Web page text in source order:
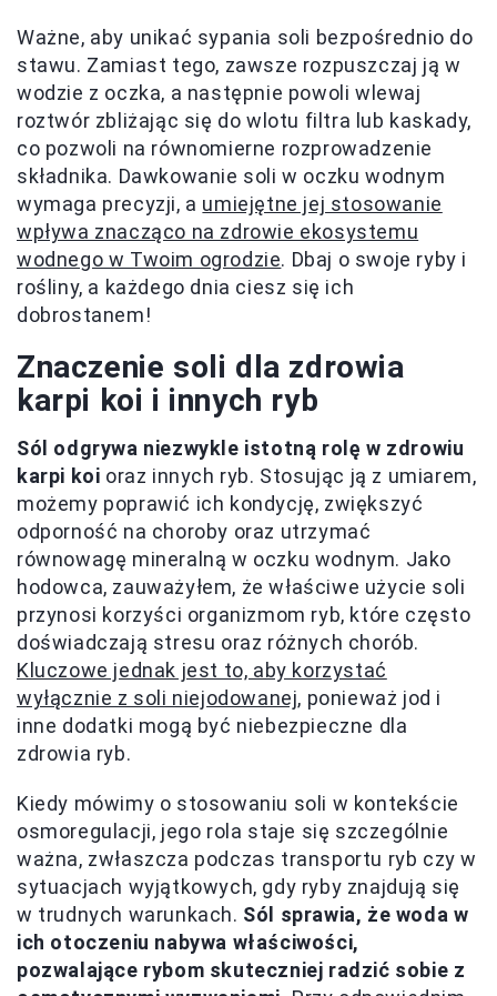
Ważne, aby unikać sypania soli bezpośrednio do
stawu. Zamiast tego, zawsze rozpuszczaj ją w
wodzie z oczka, a następnie powoli wlewaj
roztwór zbliżając się do wlotu filtra lub kaskady,
co pozwoli na równomierne rozprowadzenie
składnika. Dawkowanie soli w oczku wodnym
wymaga precyzji, a umiejętne jej stosowanie
wpływa znacząco na zdrowie ekosystemu
wodnego w Twoim ogrodzie. Dbaj o swoje ryby i
rośliny, a każdego dnia ciesz się ich
dobrostanem!
Znaczenie soli dla zdrowia
karpi koi i innych ryb
Sól odgrywa niezwykle istotną rolę w zdrowiu
karpi koi oraz innych ryb. Stosując ją z umiarem,
możemy poprawić ich kondycję, zwiększyć
odporność na choroby oraz utrzymać
równowagę mineralną w oczku wodnym. Jako
hodowca, zauważyłem, że właściwe użycie soli
przynosi korzyści organizmom ryb, które często
doświadczają stresu oraz różnych chorób.
Kluczowe jednak jest to, aby korzystać
wyłącznie z soli niejodowanej, ponieważ jod i
inne dodatki mogą być niebezpieczne dla
zdrowia ryb.
Kiedy mówimy o stosowaniu soli w kontekście
osmoregulacji, jego rola staje się szczególnie
ważna, zwłaszcza podczas transportu ryb czy w
sytuacjach wyjątkowych, gdy ryby znajdują się
w trudnych warunkach. Sól sprawia, że woda w
ich otoczeniu nabywa właściwości,
pozwalające rybom skuteczniej radzić sobie z